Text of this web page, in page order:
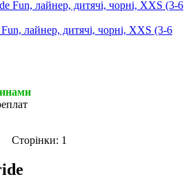
Велосипедні багажники Запчастини до касет
лайнер, дитячі, чорні, XXS (3-6
Сторінки: 1